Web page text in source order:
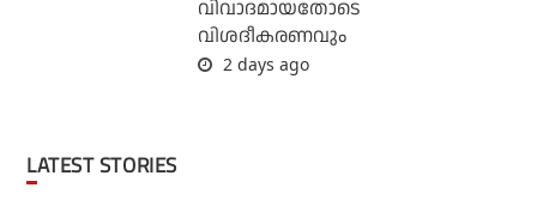
വിവാദമായതോടെ
വിശദീകരണവും
2 days ago
LATEST STORIES